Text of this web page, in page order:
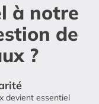
à notre
de
?
devient essentiel